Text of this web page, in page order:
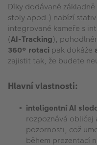
Díky dodávané
stoly apod.) nabízí stativ
integrované kameře s
(AI-Tracking),
360° rotaci pak dokáže
zajistit tak, že budete
Hlavní vlastnosti:
inteligentní AI
rozpoznává obličej
pozornosti, což
během prezentací